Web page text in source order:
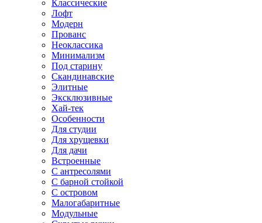
Классические
Лофт
Модерн
Прованс
Неоклассика
Минимализм
Под старину
Скандинавские
Элитные
Эксклюзивные
Хай-тек
Особенности
Для студии
Для хрущевки
Для дачи
Встроенные
С антресолями
С барной стойкой
С островом
Малогабаритные
Модульные